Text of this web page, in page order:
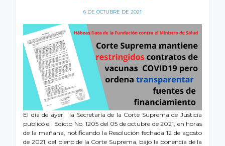
6 DE OCTUBRE DE 2021
El día de ayer, la Secretaría de la Corte Suprema de Justicia
publicó el Edicto No. 1205 del 05 de octubre de 2021, en horas
de la mañana, notificando la Resolución fechada 12 de agosto
de 2021, del pleno de la Corte Suprema, bajo la ponencia de la